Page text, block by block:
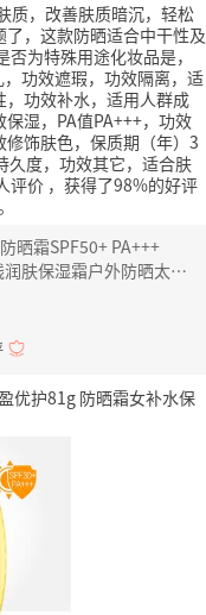
质，改善肤质暗沉，轻松
，这款防晒适合中干性及
否为特殊用途化妆品是，
功效遮瑕，功效隔离，适
功效补水，适用人群成
湿，PA值PA+++，功效
饰肤色，保质期（年）3
度，功效其它，适合肤
评价 ，获得了98%的好评
晒霜SPF50+ PA+++
肤保湿霜户外防晒太阳
优护81g 防晒霜女补水保